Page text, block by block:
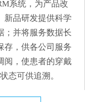
系统，为产品改
新品研发提供科学
；并将服务数据长
存，供各公司服务
阅，使患者的穿戴
状态可供追溯。